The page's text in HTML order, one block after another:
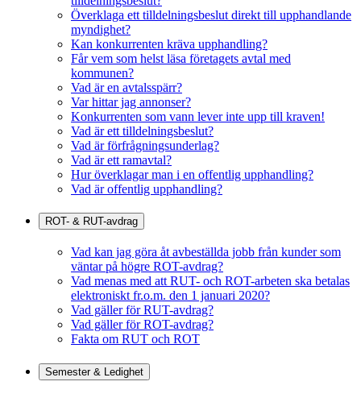
Överklaga ett tilldelningsbeslut direkt till upphandlande
myndighet?
Kan konkurrenten kräva upphandling?
Får vem som helst läsa företagets avtal med
kommunen?
Vad är en avtalsspärr?
Var hittar jag annonser?
Konkurrenten som vann lever inte upp till kraven!
Vad är ett tilldelningsbeslut?
Vad är förfrågningsunderlag?
Vad är ett ramavtal?
Hur överklagar man i en offentlig upphandling?
Vad är offentlig upphandling?
ROT- & RUT-avdrag
Vad kan jag göra åt avbeställda jobb från kunder som
väntar på högre ROT-avdrag?
Vad menas med att RUT- och ROT-arbeten ska betalas
elektroniskt fr.o.m. den 1 januari 2020?
Vad gäller för RUT-avdrag?
Vad gäller för ROT-avdrag?
Fakta om RUT och ROT
Semester & Ledighet